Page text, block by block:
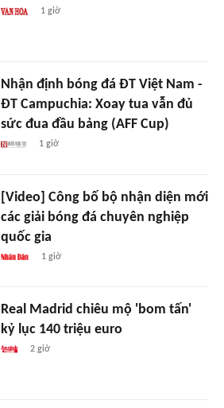
1 giờ
Nhận định bóng đá ĐT Việt Nam -
ĐT Campuchia: Xoay tua vẫn đủ
sức đua đầu bảng (AFF Cup)
1 giờ
[Video] Công bố bộ nhận diện mới
các giải bóng đá chuyên nghiệp
quốc gia
1 giờ
Real Madrid chiêu mộ 'bom tấn'
kỷ lục 140 triệu euro
2 giờ